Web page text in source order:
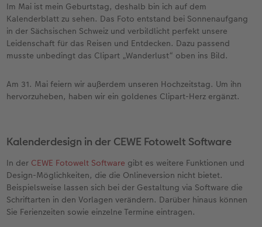
Im Mai ist mein Geburtstag, deshalb bin ich auf dem
Kalenderblatt zu sehen. Das Foto entstand bei Sonnenaufgang
in der Sächsischen Schweiz und verbildlicht perfekt unsere
Leidenschaft für das Reisen und Entdecken. Dazu passend
musste unbedingt das Clipart „Wanderlust“ oben ins Bild.
Am 31. Mai feiern wir außerdem unseren Hochzeitstag. Um ihn
hervorzuheben, haben wir ein goldenes Clipart-Herz ergänzt.
Kalenderdesign in der CEWE Fotowelt Software
In der CEWE Fotowelt Software gibt es weitere Funktionen und
Design-Möglichkeiten, die die Onlineversion nicht bietet.
Beispielsweise lassen sich bei der Gestaltung via Software die
Schriftarten in den Vorlagen verändern. Darüber hinaus können
Sie Ferienzeiten sowie einzelne Termine eintragen.